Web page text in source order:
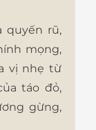
quyến rũ,
mọng,
vị nhẹ từ
táo đỏ,
gừng,